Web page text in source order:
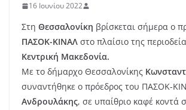
16 Ιουνίου 2022
Στη Θεσσαλονίκη βρίσκεται σήμερα ο
ΠΑΣΟΚ-ΚΙΝΑΛ στο πλαίσιο της
Κεντρική Μακεδονία.
Με το δήμαρχο Θεσσαλονίκης
συναντήθηκε ο πρόεδρος του ΠΑΣΟΚ-
Ανδρουλάκης, σε υπαίθριο καφέ κοντά